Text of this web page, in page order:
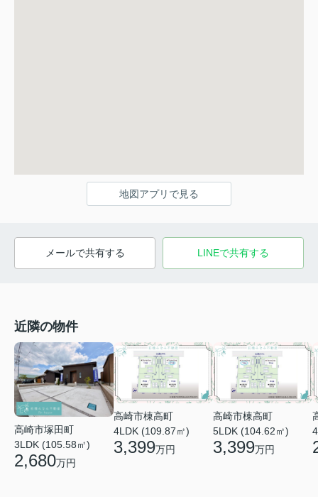
地図アプリで見る
メールで共有する LINEで共有する
近隣の物件
高崎市塚田町
3LDK (105.58㎡)
2,680万円
高崎市棟高町
4LDK (109.87㎡)
3,399万円
高崎市棟高町
5LDK (104.62㎡)
3,399万円